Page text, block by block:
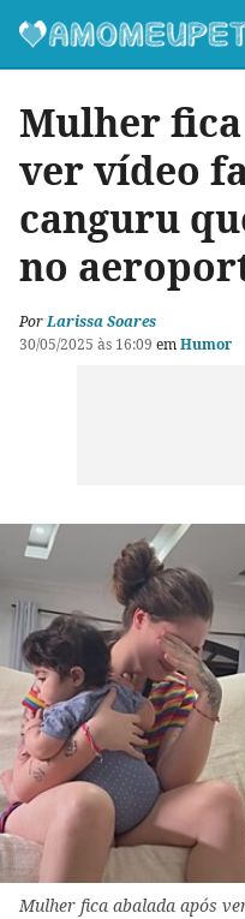
Mulher
ver vídeo
canguru
no
PorLarissa Soares
30/05/2025 às 16:09 emHumor
Mulher fica abalada após